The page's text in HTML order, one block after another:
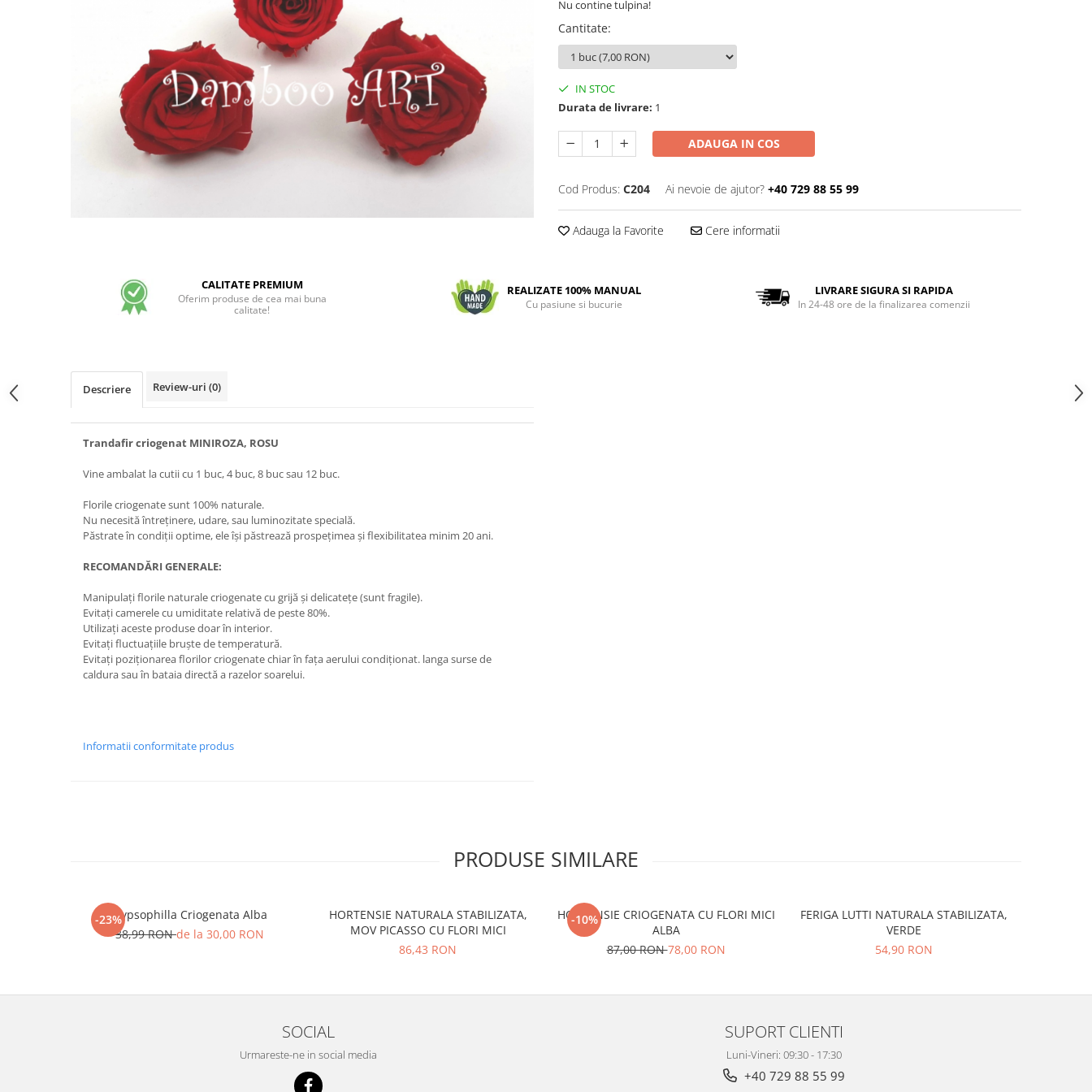
Nu contine tulpina!
Cantitate:
IN STOC
Durata de livrare: 1
ADAUGA IN COS
Cod Produs: C204 Ai nevoie de ajutor? +40 729 88 55 99
Adauga la Favorite Cere informatii
CALITATE PREMIUM
Oferim produse de cea mai buna
calitate!
REALIZATE 100% MANUAL
Cu pasiune si bucurie
LIVRARE SIGURA SI RAPIDA
In 24-48 ore de la finalizarea comenzii
Descriere Review-uri (0)
Trandafir criogenat MINIROZA, ROSU
Vine ambalat la cutii cu 1 buc, 4 buc, 8 buc sau 12 buc.
Florile criogenate sunt 100% naturale.
Nu necesită întreținere, udare, sau luminozitate specială.
Păstrate în condiții optime, ele își păstrează prospețimea și flexibilitatea minim 20 ani.
RECOMANDĂRI GENERALE:
Manipulați florile naturale criogenate cu grijă și delicatețe (sunt fragile).
Evitați camerele cu umiditate relativă de peste 80%.
Utilizați aceste produse doar în interior.
Evitați fluctuațiile bruște de temperatură.
Evitați poziționarea florilor criogenate chiar în fața aerului condiționat. langa surse de
caldura sau în bataia directă a razelor soarelui.
Informatii conformitate produs
PRODUSE SIMILARE
-23%Gypsophilla Criogenata Alba
38,99 RONde la 30,00 RON
HORTENSIE NATURALA STABILIZATA,
MOV PICASSO CU FLORI MICI
86,43 RON
-10%
HORTENSIE CRIOGENATA CU FLORI MICI
ALBA
87,00 RON78,00 RON
FERIGA LUTTI NATURALA STABILIZATA,
VERDE
54,90 RON
SOCIAL
Urmareste-ne in social media
SUPORT CLIENTI
Luni-Vineri: 09:30 - 17:30
+40 729 88 55 99